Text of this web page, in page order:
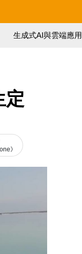
生成式AI與雲端應用
定
》